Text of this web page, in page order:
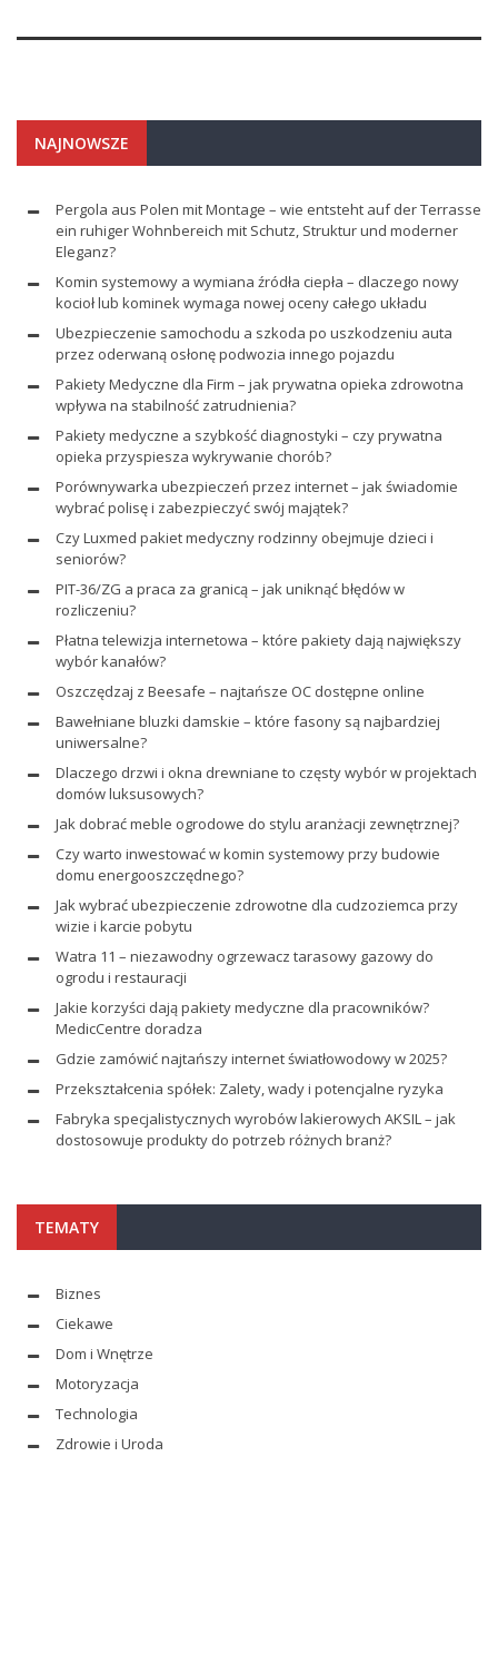
NAJNOWSZE
Pergola aus Polen mit Montage – wie entsteht auf der Terrasse
ein ruhiger Wohnbereich mit Schutz, Struktur und moderner
Eleganz?
Komin systemowy a wymiana źródła ciepła – dlaczego nowy
kocioł lub kominek wymaga nowej oceny całego układu
Ubezpieczenie samochodu a szkoda po uszkodzeniu auta
przez oderwaną osłonę podwozia innego pojazdu
Pakiety Medyczne dla Firm – jak prywatna opieka zdrowotna
wpływa na stabilność zatrudnienia?
Pakiety medyczne a szybkość diagnostyki – czy prywatna
opieka przyspiesza wykrywanie chorób?
Porównywarka ubezpieczeń przez internet – jak świadomie
wybrać polisę i zabezpieczyć swój majątek?
Czy Luxmed pakiet medyczny rodzinny obejmuje dzieci i
seniorów?
PIT-36/ZG a praca za granicą – jak uniknąć błędów w
rozliczeniu?
Płatna telewizja internetowa – które pakiety dają największy
wybór kanałów?
Oszczędzaj z Beesafe – najtańsze OC dostępne online
Bawełniane bluzki damskie – które fasony są najbardziej
uniwersalne?
Dlaczego drzwi i okna drewniane to częsty wybór w projektach
domów luksusowych?
Jak dobrać meble ogrodowe do stylu aranżacji zewnętrznej?
Czy warto inwestować w komin systemowy przy budowie
domu energooszczędnego?
Jak wybrać ubezpieczenie zdrowotne dla cudzoziemca przy
wizie i karcie pobytu
Watra 11 – niezawodny ogrzewacz tarasowy gazowy do
ogrodu i restauracji
Jakie korzyści dają pakiety medyczne dla pracowników?
MedicCentre doradza
Gdzie zamówić najtańszy internet światłowodowy w 2025?
Przekształcenia spółek: Zalety, wady i potencjalne ryzyka
Fabryka specjalistycznych wyrobów lakierowych AKSIL – jak
dostosowuje produkty do potrzeb różnych branż?
TEMATY
Biznes
Ciekawe
Dom i Wnętrze
Motoryzacja
Technologia
Zdrowie i Uroda